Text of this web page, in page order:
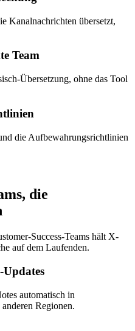
Kanalnachrichten übersetzt,
Team
Übersetzung, ohne das Tool
die Aufbewahrungsrichtlinien
die
Success-Teams hält X-
auf dem Laufenden.
automatisch in
Regionen.